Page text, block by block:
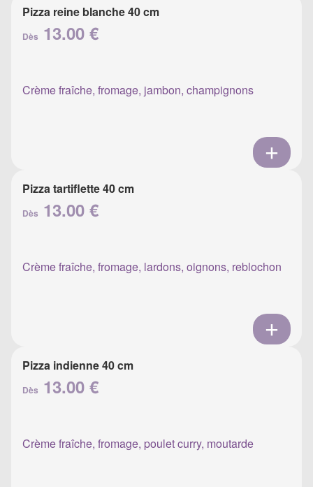
Pizza reine blanche 40 cm
Dès 13.00 €
Crème fraîche, fromage, jambon, champignons
Pizza tartiflette 40 cm
Dès 13.00 €
Crème fraîche, fromage, lardons, oignons, reblochon
Pizza indienne 40 cm
Dès 13.00 €
Crème fraîche, fromage, poulet curry, moutarde